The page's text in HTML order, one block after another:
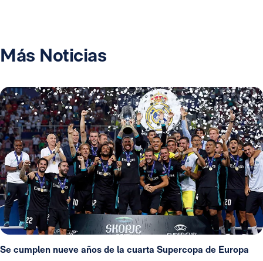
Más Noticias
Se cumplen nueve años de la cuarta Supercopa de Europa